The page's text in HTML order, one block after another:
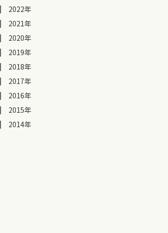
2022年
2021年
2020年
2019年
2018年
2017年
2016年
2015年
2014年